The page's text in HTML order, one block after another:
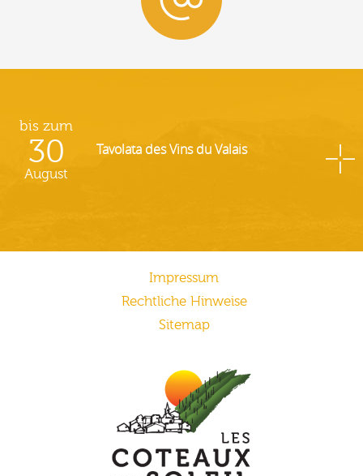
bis zum
30
August
Tavolata des Vins du Valais
Impressum
Rechtliche Hinweise
Sitemap